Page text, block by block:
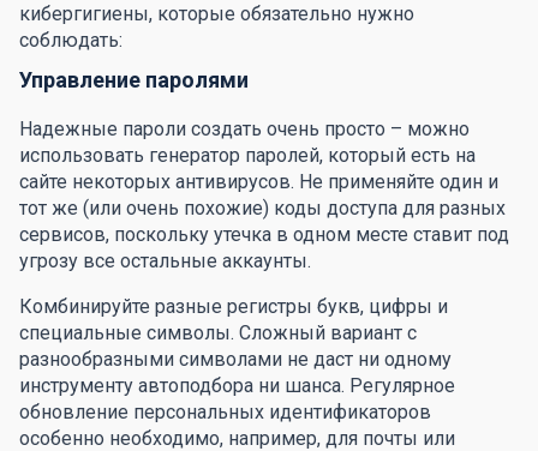
кибергигиены, которые обязательно нужно
соблюдать:
Управление паролями
Надежные пароли создать очень просто – можно
использовать генератор паролей, который есть на
сайте некоторых антивирусов. Не применяйте один и
тот же (или очень похожие) коды доступа для разных
сервисов, поскольку утечка в одном месте ставит под
угрозу все остальные аккаунты.
Комбинируйте разные регистры букв, цифры и
специальные символы. Сложный вариант с
разнообразными символами не даст ни одному
инструменту автоподбора ни шанса. Регулярное
обновление персональных идентификаторов
особенно необходимо, например, для почты или